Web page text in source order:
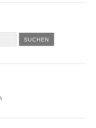
SUCHEN